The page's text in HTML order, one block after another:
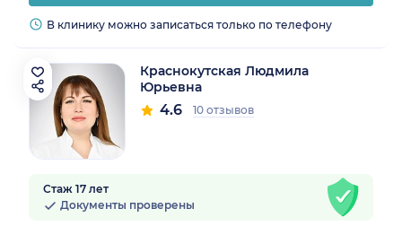
В клинику можно записаться только по телефону
Краснокутская Людмила
Юрьевна
4.6 10 отзывов
Стаж 17 лет
Документы проверены